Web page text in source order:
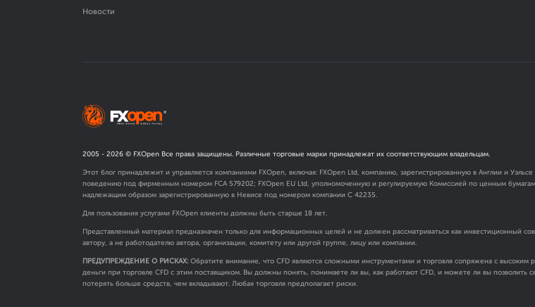
Новости
2005 - 2026 © FXOpen Все права защищены. Различные торговые марки принадлежат их соответствующим владельцам.
Этот блог принадлежит и управляется компаниями FXOpen, включая: FXOpen Ltd, компанию, зарегистрированную в Англии и
поведению под фирменным номером FCA 579202; FXOpen EU Ltd, уполномоченную и регулируемую Комиссией по ценным
надлежащим образом зарегистрированную в Невисе под номером компании C 42235.
Для пользования услугами FXOpen клиенты должны быть старше 18 лет.
Представленный материал предназначен только для информационных целей и не должен рассматриваться как инвестиционный
автору, а не работодателю автора, организации, комитету или другой группе, лицу или компании.
ПРЕДУПРЕЖДЕНИЕ О РИСКАХ: Обратите внимание, что CFD являются сложными инструментами и торговля сопряжена с высоким
деньги при торговле CFD с этим поставщиком. Вы должны понять, понимаете ли вы, как работают CFD, и можете ли вы позволить
потерять больше средств, чем вкладывают. Любая торговля предполагает риски.